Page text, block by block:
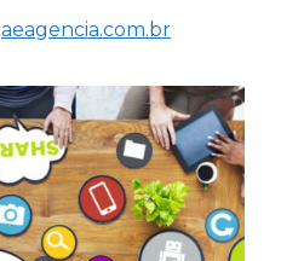
aeagencia.com.br